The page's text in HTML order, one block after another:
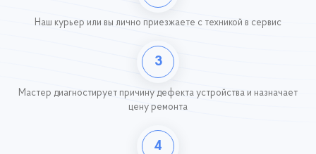
Наш курьер или вы лично приезжаете с техникой в сервис
3
Мастер диагностирует причину дефекта устройства и назначает
цену ремонта
4